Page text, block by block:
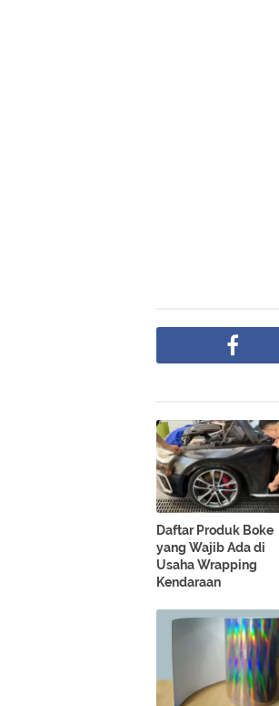
Daftar Produk Boke
yang Wajib Ada di
Usaha Wrapping
Kendaraan